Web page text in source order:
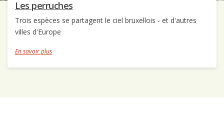
Les perruches
Trois espèces se partagent le ciel bruxellois - et d'autres
villes d'Europe
En savoir plus